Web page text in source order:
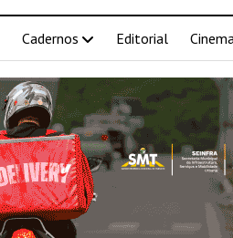
Cadernos Editorial